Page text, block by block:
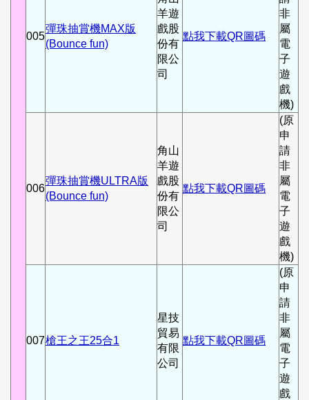
005
彈珠抽賞機MAX版
(Bounce fun)
羊遊
戲股
份有
限公
司
點我下載QR圖碼
非
屬
電
子
遊
戲
機)
006
彈珠抽賞機ULTRA版
(Bounce fun)
角山
羊遊
戲股
份有
限公
司
點我下載QR圖碼
(原
申
請
非
屬
電
子
遊
戲
機)
007槍王之王25合1
星技
貿易
有限
公司
點我下載QR圖碼
(原
申
請
非
屬
電
子
遊
戲